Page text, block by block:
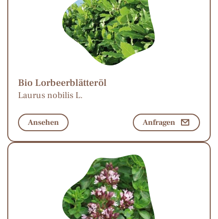
Bio Lorbeerblätteröl
Laurus nobilis L.
Ansehen Anfragen